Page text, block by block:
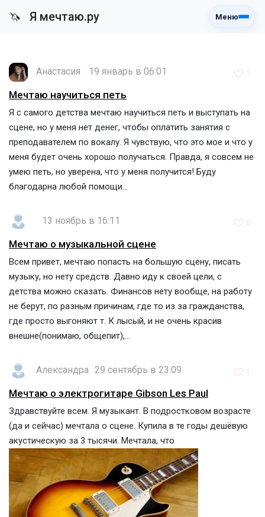
🦄 Я мечтаю.ру Меню
Анастасия 19 январь в 06:01 1
Мечтаю научиться петь
Я с самого детства мечтаю научиться петь и выступать на
сцене, но у меня нет денег, чтобы оплатить занятия с
преподавателем по вокалу. Я чувствую, что это мое и что у
меня будет очень хорошо получаться. Правда, я совсем не
умею петь, но уверена, что у меня получится! Буду
благодарна любой помощи...
13 ноябрь в 16:11 0
Мечтаю о музыкальной сцене
Всем привет, мечтаю попасть на большую сцену, писать
музыку, но нету средств. Давно иду к своей цели, с
детства можно сказать. Финансов нету вообще, на работу
не берут, по разным причинам, где то из за гражданства,
где просто выгоняют т. К лысый, и не очень красив
внешне(понимаю, общепит),...
Александра 29 сентябрь в 23:09 1
Мечтаю о электрогитаре Gibson Les Paul
Здравствуйте всем. Я музыкант. В подростковом возрасте
(да и сейчас) мечтала о сцене. Купила в те годы дешёвую
акустическую за 3 тысячи. Мечтала, что